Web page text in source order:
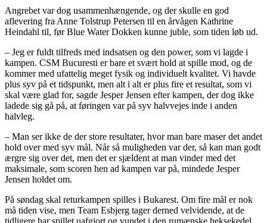
Angrebet var dog usammenhængende, og der skulle en god
aflevering fra Anne Tolstrup Petersen til en årvågen Kathrine
Heindahl til, før Blue Water Dokken kunne juble, som tiden løb ud.
– Jeg er fuldt tilfreds med indsatsen og den power, som vi lagde i
kampen. CSM Bucuresti er bare et svært hold at spille mod, og de
kommer med ufattelig meget fysik og individuelt kvalitet. Vi havde
plus syv på et tidspunkt, men alt i alt er plus fire et resultat, som vi
skal være glad for, sagde Jesper Jensen efter kampen, der dog ikke
ladede sig gå på, at føringen var på syv halvvejes inde i anden
halvleg.
– Man ser ikke de der store resultater, hvor man bare maser det andet
hold over med syv mål. Når så muligheden var der, så kan man godt
ærgre sig over det, men det er sjældent at man vinder med det
maksimale, som scoren hen ad kampen var på, mindede Jesper
Jensen holdet om.
På søndag skal returkampen spilles i Bukarest. Om fire mål er nok
må tiden vise, men Team Esbjerg tager derned velvidende, at de
tidligere har spillet uafgjort og vundet i den rumænske heksekedel.